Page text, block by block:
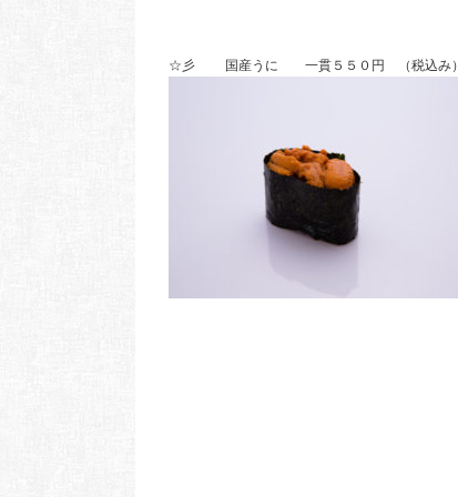
☆彡 国産うに 一貫５５０円 （税込み）